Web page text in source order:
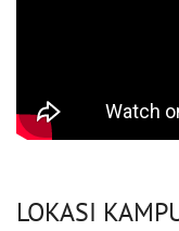
LOKASI